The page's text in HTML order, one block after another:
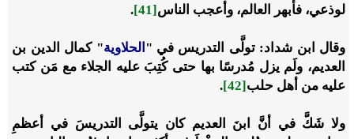
لوذعي، فأبهر العالم، وأعجب الناس [41]
.
وقال ابن شداد: تولَّى التدريس في " الحلاوية" كمال الدين بن
العديم، ولَم يزل مُدرسًا بها حتى كُتِبَ عليه الجلاء مع مَن كتب
عليه من أهل حلب [42]
.
ولا شَكَّ في أنَّ ابنَ العديم كان يتولَّى التدريسَ في أعظمِ